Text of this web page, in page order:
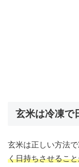
玄米は冷凍で
玄米は正しい方法で
く日持ちさせるこ